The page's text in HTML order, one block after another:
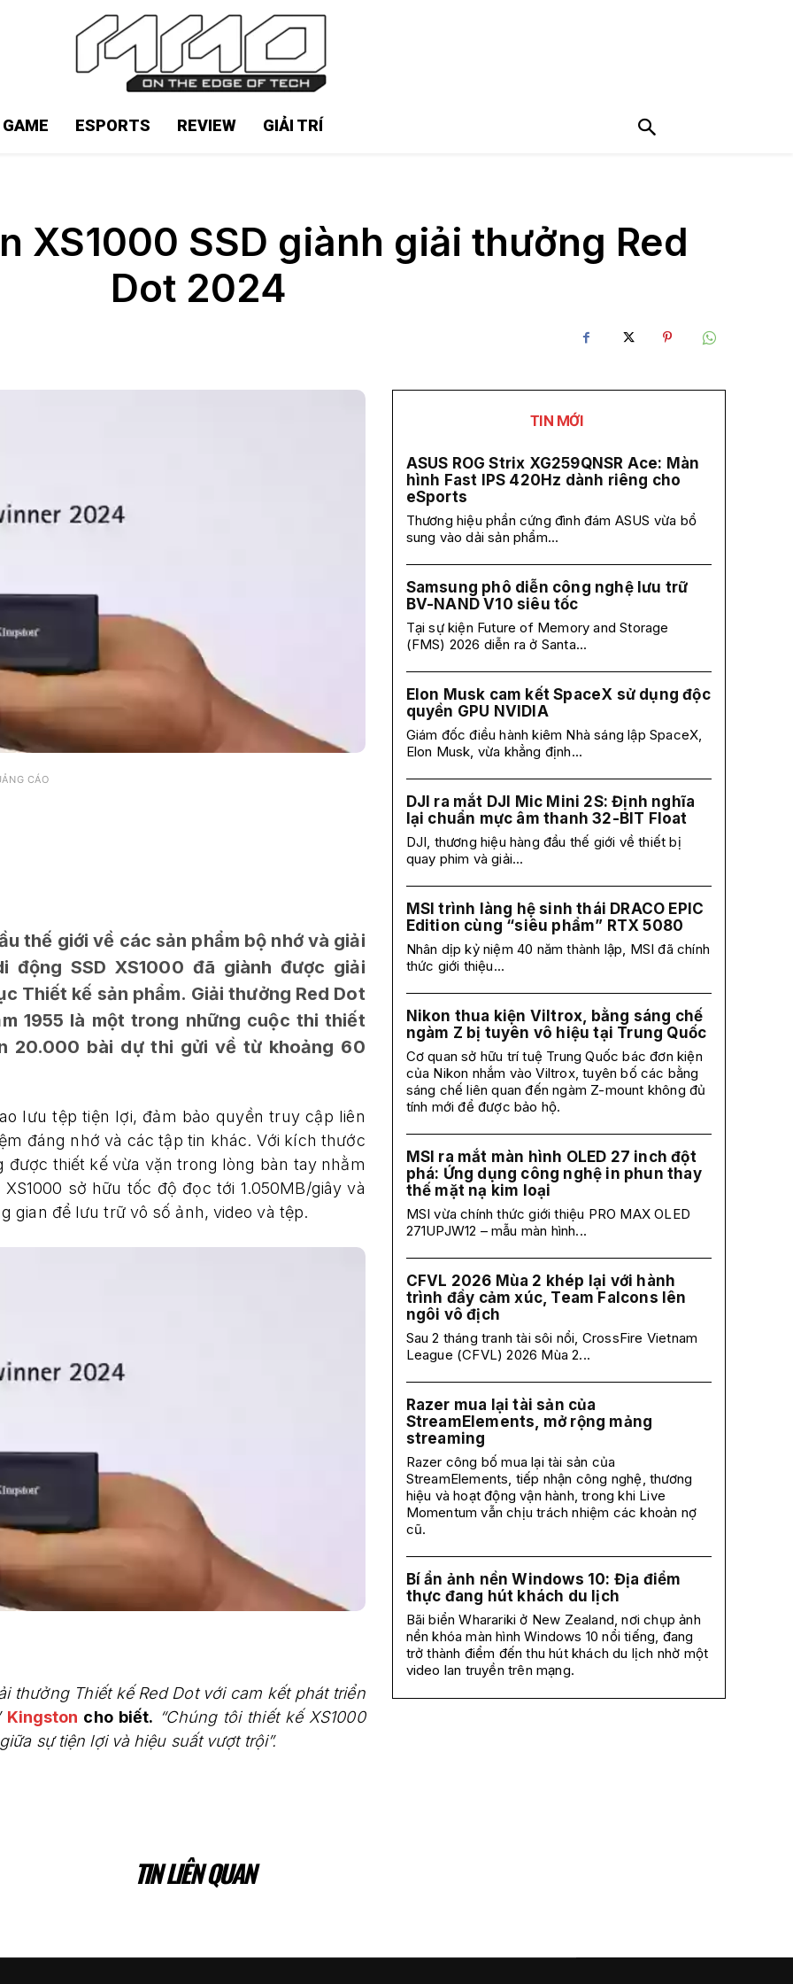
ESPORTS REVIEW GIẢI TRÍ
XS1000 SSD giành giải thưởng Red
Dot 2024
CÁO
thế giới về các sản phẩm bộ nhớ và giải
SSD XS1000 đã giành được giải
Thiết kế sản phẩm. Giải thưởng Red Dot
1955 là một trong những cuộc thi thiết
20.000 bài dự thi gửi về từ khoảng 60
lưu tệp tiện lợi, đảm bảo quyền truy cập liên
đáng nhớ và các tập tin khác. Với kích thước
thiết kế vừa vặn trong lòng bàn tay nhằm
sở hữu tốc độ đọc tới 1.050MB/giây và
gian để lưu trữ vô số ảnh, video và tệp.
thưởng Thiết kế Red Dot với cam kết phát triển
Kingston cho biết. “Chúng tôi thiết kế XS1000
sự tiện lợi và hiệu suất vượt trội”.
TIN MỚI
ASUS ROG Strix XG259QNSR Ace: Màn
hình Fast IPS 420Hz dành riêng cho
eSports
Thương hiệu phần cứng đình đám ASUS vừa bổ
sung vào dải sản phẩm...
Samsung phô diễn công nghệ lưu trữ
BV-NAND V10 siêu tốc
Tại sự kiện Future of Memory and Storage
(FMS) 2026 diễn ra ở Santa...
Elon Musk cam kết SpaceX sử dụng độc
quyền GPU NVIDIA
Giám đốc điều hành kiêm Nhà sáng lập SpaceX,
Elon Musk, vừa khẳng định...
DJI ra mắt DJI Mic Mini 2S: Định nghĩa
lại chuẩn mực âm thanh 32-BIT Float
DJI, thương hiệu hàng đầu thế giới về thiết bị
quay phim và giải...
MSI trình làng hệ sinh thái DRACO EPIC
Edition cùng “siêu phẩm” RTX 5080
Nhân dịp kỷ niệm 40 năm thành lập, MSI đã chính
thức giới thiệu...
Nikon thua kiện Viltrox, bằng sáng chế
ngàm Z bị tuyên vô hiệu tại Trung Quốc
Cơ quan sở hữu trí tuệ Trung Quốc bác đơn kiện
của Nikon nhắm vào Viltrox, tuyên bố các bằng
sáng chế liên quan đến ngàm Z-mount không đủ
tính mới để được bảo hộ.
MSI ra mắt màn hình OLED 27 inch đột
phá: Ứng dụng công nghệ in phun thay
thế mặt nạ kim loại
MSI vừa chính thức giới thiệu PRO MAX OLED
271UPJW12 – mẫu màn hình...
CFVL 2026 Mùa 2 khép lại với hành
trình đầy cảm xúc, Team Falcons lên
ngôi vô địch
Sau 2 tháng tranh tài sôi nổi, CrossFire Vietnam
League (CFVL) 2026 Mùa 2...
Razer mua lại tài sản của
StreamElements, mở rộng mảng
streaming
Razer công bố mua lại tài sản của
StreamElements, tiếp nhận công nghệ, thương
hiệu và hoạt động vận hành, trong khi Live
Momentum vẫn chịu trách nhiệm các khoản nợ
cũ.
Bí ẩn ảnh nền Windows 10: Địa điểm
thực đang hút khách du lịch
Bãi biển Wharariki ở New Zealand, nơi chụp ảnh
nền khóa màn hình Windows 10 nổi tiếng, đang
trở thành điểm đến thu hút khách du lịch nhờ một
video lan truyền trên mạng.
TIN LIÊN QUAN